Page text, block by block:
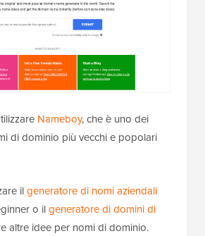
Nameboy, che è uno dei
di dominio più vecchi e popolari
ilgeneratore di nomi aziendali
o ilgeneratore di domini di
altre idee per nomi di dominio.